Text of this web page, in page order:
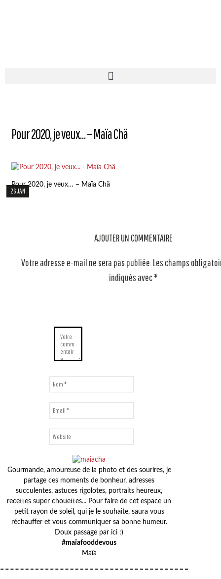
Pour 2020, je veux… – Maïa Chä
26 JAN
Pour 2020, je veux… – Maïa Chä
AJOUTER UN COMMENTAIRE
Votre adresse e-mail ne sera pas publiée.Les champs
indiqués avec*
Gourmande, amoureuse de la photo et des sourires, je
partage ces moments de bonheur, adresses
succulentes, astuces rigolotes, portraits heureux,
recettes super chouettes... Pour faire de cet espace un
petit rayon de soleil, qui je le souhaite, saura vous
réchauffer et vous communiquer sa bonne humeur.
Doux passage par ici :)
#maïafooddevous
Maïa
/
HOUMOUS
–